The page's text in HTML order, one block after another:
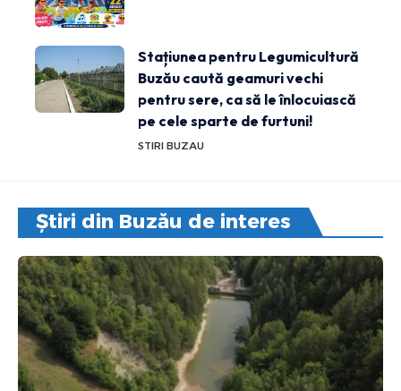
Stațiunea pentru Legumicultură
Buzău caută geamuri vechi
pentru sere, ca să le înlocuiască
pe cele sparte de furtuni!
STIRI BUZAU
Știri din Buzău de interes